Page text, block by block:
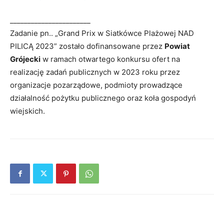
Zadanie pn.. „Grand Prix w Siatkówce Plażowej NAD
PILICĄ 2023” zostało dofinansowane przez Powiat
Grójecki w ramach otwartego konkursu ofert na
realizację zadań publicznych w 2023 roku przez
organizacje pozarządowe, podmioty prowadzące
działalność pożytku publicznego oraz koła gospodyń
wiejskich.